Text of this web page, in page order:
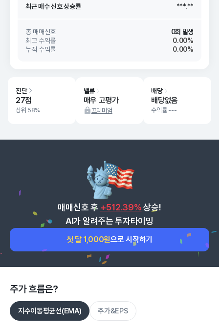
최근 매수 신호 상승률 ***.**
최근 매수 신호 ***.**
총 매매신호
0회 발생
최고 수익률
0.00%
누적 수익률
0.00%
진단
27점
상위 58%
밸류
매우 고평가
프리미엄
배당
배당없음
수익률 ---
매매신호 후 +512.39% 상승!
AI가 알려주는 투자타이밍
첫 달 1,000원으로 시작하기
주가 흐름은?
지수이동평균선(EMA) 주가&EPS